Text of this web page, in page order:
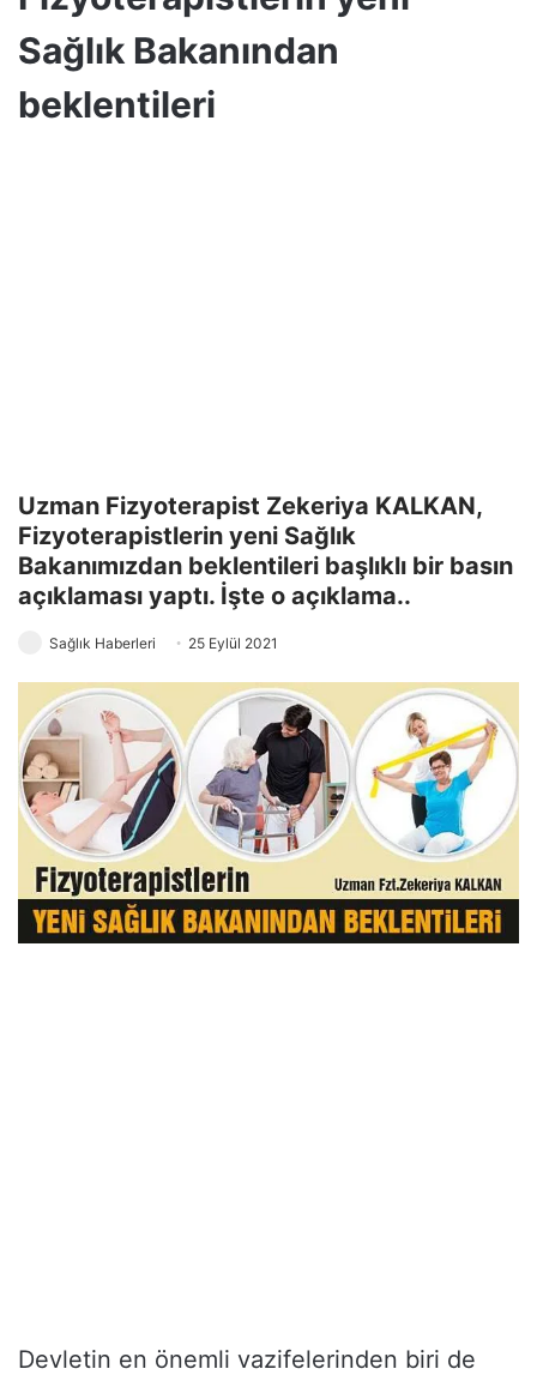
Sağlık Bakanından
beklentileri
Uzman Fizyoterapist Zekeriya KALKAN,
Fizyoterapistlerin yeni Sağlık
Bakanımızdan beklentileri başlıklı bir basın
açıklaması yaptı. İşte o açıklama..
Sağlık Haberleri 25 Eylül 2021
Devletin en önemli vazifelerinden biri de